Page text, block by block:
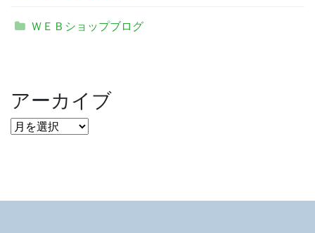
ＷＥＢショップブログ
アーカイブ
ア